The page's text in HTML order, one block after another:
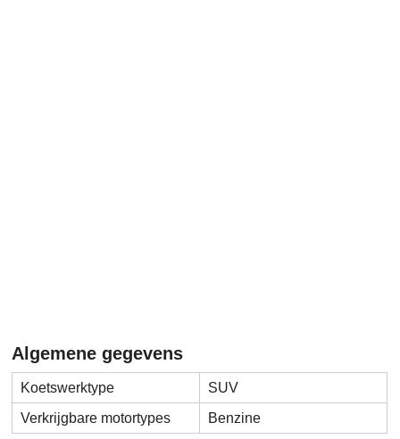
Algemene gegevens
Koetswerktype
SUV
Verkrijgbare motortypes
Benzine